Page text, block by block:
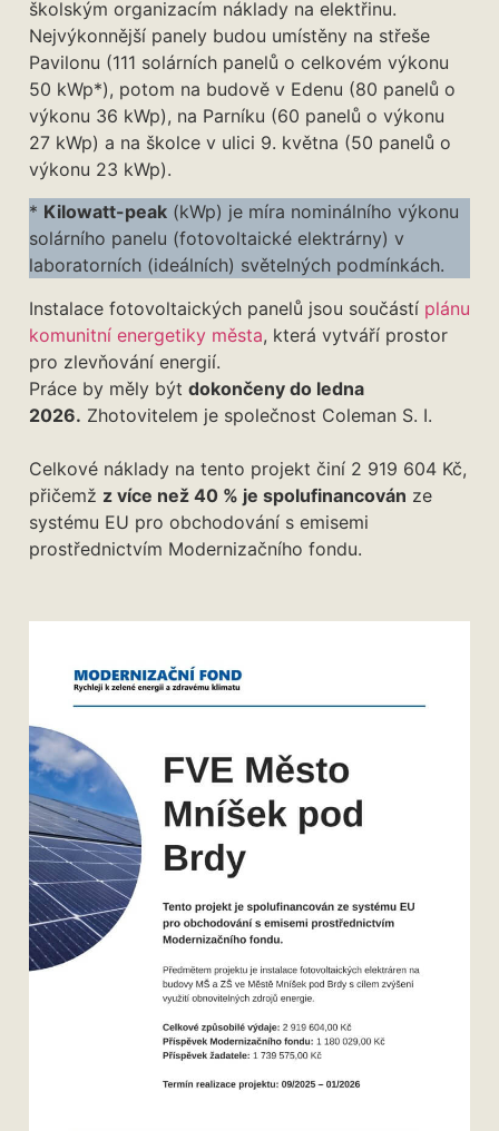
školským organizacím náklady na elektřinu.
Nejvýkonnější panely budou umístěny na střeše
Pavilonu (111 solárních panelů o celkovém výkonu
50 kWp*), potom na budově v Edenu (80 panelů o
výkonu 36 kWp), na Parníku (60 panelů o výkonu
27 kWp) a na školce v ulici 9. května (50 panelů o
výkonu 23 kWp).
* Kilowatt-peak (kWp) je míra nominálního výkonu
solárního panelu (fotovoltaické elektrárny) v
laboratorních (ideálních) světelných podmínkách.
Instalace fotovoltaických panelů jsou součástí plánu
komunitní energetiky města, která vytváří prostor
pro zlevňování energií.
Práce by měly být dokončeny do ledna
2026. Zhotovitelem je společnost Coleman S. I.
Celkové náklady na tento projekt činí 2 919 604 Kč,
přičemž z více než 40 % je spolufinancován ze
systému EU pro obchodování s emisemi
prostřednictvím Modernizačního fondu.